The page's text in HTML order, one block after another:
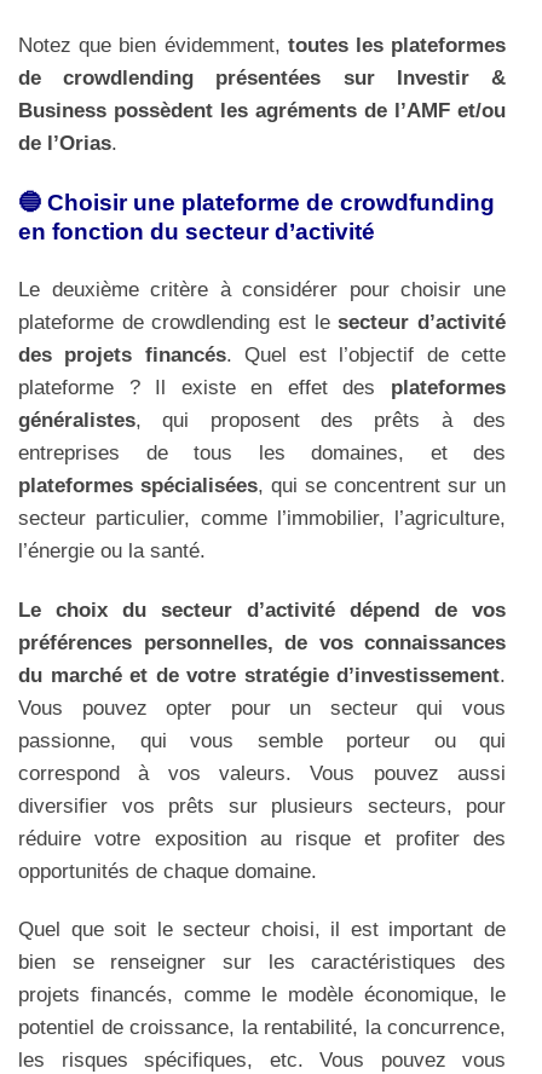
Notez que bien évidemment, toutes les plateformes
de crowdlending présentées sur Investir &
Business possèdent les agréments de l’AMF et/ou
de l’Orias.
🔵 Choisir une plateforme de crowdfunding
en fonction du secteur d’activité
Le deuxième critère à considérer pour choisir une
plateforme de crowdlending est lesecteur d’activité
des projets financés. Quel est l’objectif de cette
plateforme ? Il existe en effet des plateformes
généralistes, qui proposent des prêts à des
entreprises de tous les domaines, et des
plateformes spécialisées, qui se concentrent sur un
secteur particulier, comme l’immobilier, l’agriculture,
l’énergie ou la santé.
Le choix du secteur d’activité dépend de vos
préférences personnelles, de vos connaissances
du marché et de votre stratégie d’investissement.
Vous pouvez opter pour un secteur qui vous
passionne, qui vous semble porteur ou qui
correspond à vos valeurs. Vous pouvez aussi
diversifier vos prêts sur plusieurs secteurs, pour
réduire votre exposition au risque et profiter des
opportunités de chaque domaine.
Quel que soit le secteur choisi, il est important de
bien se renseigner sur les caractéristiques des
projets financés, comme le modèle économique, le
potentiel de croissance, la rentabilité, la concurrence,
les risques spécifiques, etc. Vous pouvez vous